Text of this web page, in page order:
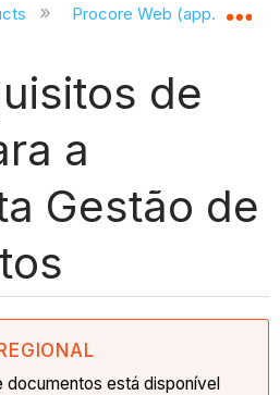
hierarquia
Procore Web
de
a
Gestão de
documentos está disponível